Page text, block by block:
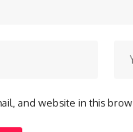
and website in this